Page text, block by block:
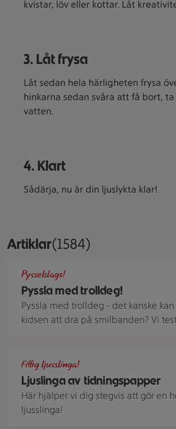
kvistar, löv eller kottar. Låt
3. Låt frysa
Låt sedan hela härligheten frysa
hinkarna sedan svåra att få bort,
vatten.
4. Klart
Sådärja, nu är din ljuslykta klar!
ArtiklarVisar 1584 stycken
(1584)
Pyssla med trolldeg!
Pysseldags!
Pyssla med trolldeg - det kanske
kidsen att dra på smilbanden? Vi
Ljuslinga av tidningspapper
Fiffig ljusslinga!
Här hjälper vi dig stegvis att gör en
ljusslinga!